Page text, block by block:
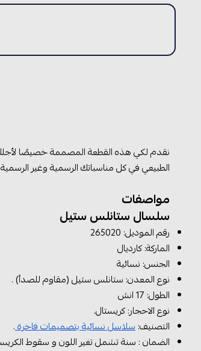
نقدم لكي هذه القطعة المصممة خصيصًا
الطبيعي في كل مناسباتك الرسمية وغير
مواصفات
سلسال ستانلس ستيل
رقم الموديل: 265020
الماركة: كارديال
الجنس: نسائية
نوع المعدن: ستانلس ستيل (مقاوم للصدأ) .
الطول: 17 انش
نوع الاحجار: كريستال.
التصنيف:سلاسل نسائية بتصميمات فاخرة.
الضمان : سنة تشمل تغير اللون و سقوط